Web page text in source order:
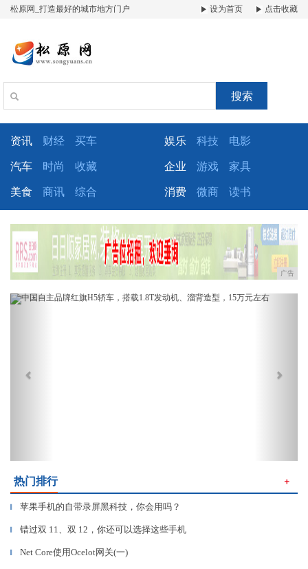
松原网_打造最好的城市地方门户 设为首页 点击收藏
搜索
资讯 财经 买车 娱乐 科技 电影
汽车 时尚 收藏 企业 游戏 家具
美食 商讯 综合 消费 微商 读书
广告
Previous
热门排行 ＋
▎ 苹果手机的自带录屏黑科技，你会用吗？
▎ 错过双 11、双 12，你还可以选择这些手机
▎ Net Core使用Ocelot网关(一)